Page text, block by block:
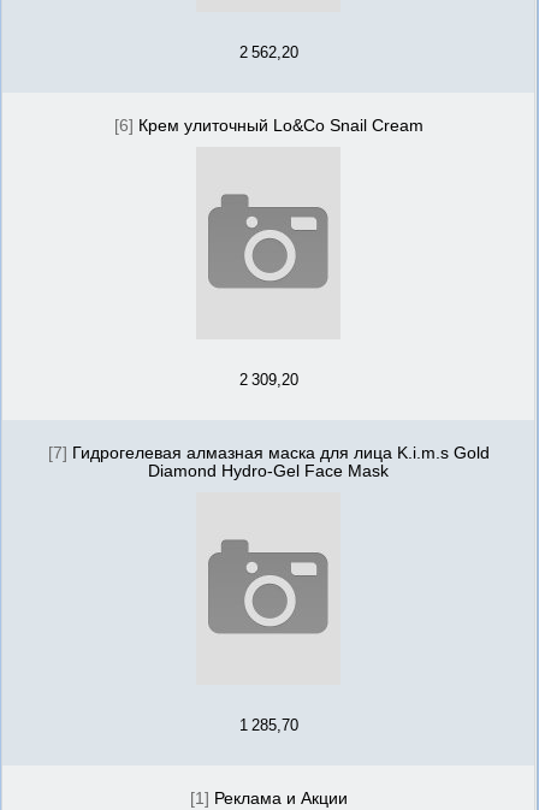
2 562,20
[6] Крем улиточный Lo&Co Snail Cream
2 309,20
[7] Гидрогелевая алмазная маска для лица K.i.m.s Gold
Diamond Hydro-Gel Face Mask
1 285,70
[1] Реклама и Акции